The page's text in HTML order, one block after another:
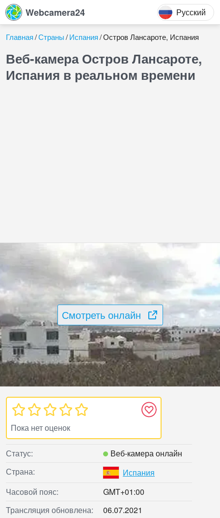
Webcamera24 Русский
Главная Страны Испания Остров Лансароте, Испания
Веб-камера Остров Лансароте,
Испания в реальном времени
Смотреть онлайн
Пока нет оценок
Статус:
Веб‑камера онлайн
Страна:
Испания
Часовой пояс:
GMT+01:00
Трансляция обновлена:
06.07.2021